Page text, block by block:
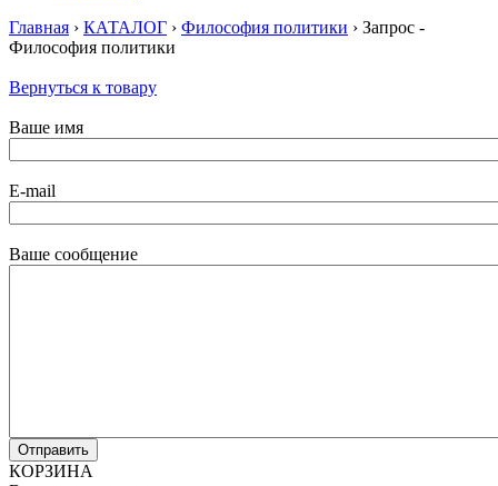
Главная › КАТАЛОГ › Философия политики › Запрос -
Философия политики
Вернуться к товару
Ваше имя
E-mail
Ваше сообщение
КОРЗИНА